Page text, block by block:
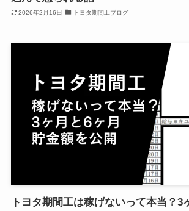
2026年2月16日 トヨタ期間工ブログ
トヨタ期間工は稼げないって本当？3